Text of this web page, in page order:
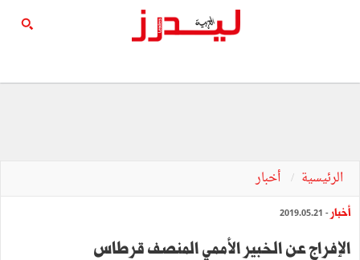
الرئيسية أخبار
أخبار - 2019.05.21
الإفراج عن الخبير الأممي المنصف قرطاس